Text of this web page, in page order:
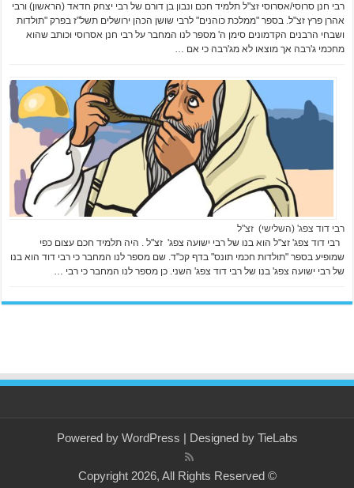
רבי חנן סרוסי/אסרוסי זצ"ל תלמיד חכם ונבון בן דורם של רבי יצחק חדאד (הראשון) ורבי
אהרן פרץ זצ"ל. בספר "ממלכת כוהנים" לרבי שושן הכהן ירושלים תשל"ז בפרק "תולדות
ושבחי הרבנים הקדמונים סימן ה' מספר לנו המחבר על רבי חנן אסרוסי וכותב שהוא
מחכמי ג'רבה אך מוצאו לא מג'רבה כי אם …
רבי דוד צפג' (השלישי) זצ"ל
רבי דוד צפג' זצ"ל הוא בנו של רבי ישועה צפג' זצ"ל . היה תלמיד חכם עצום כפי
שמופיע בספר "תולדות חכמי תונס" בדף קכ"ד. שם מספר לנו המחבר כי רבי דוד הוא בנו
של רבי ישועה צפג' בנו של רבי דוד צפג' השני. כן מספר לנו המחבר כי רבי …
Powered by WordPress | Designed by TieLabs
© Copyright 2026, All Rights Reserved